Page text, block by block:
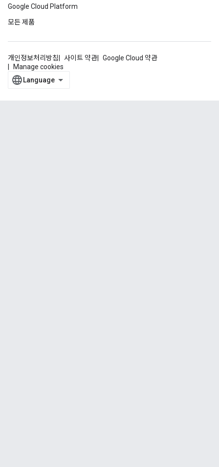
Google Cloud Platform
모든 제품
개인정보처리방침 사이트 약관
Google Cloud 약관
Manage cookies